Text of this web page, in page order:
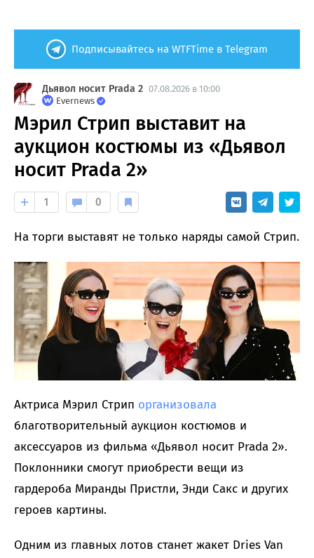
Подписывайтесь на WTFTime в Telegram
Дьявол носит Prada 2 07.08.2026 в 10:00
Evernews
Мэрил Стрип выставит на
аукцион костюмы из «Дьявол
носит Prada 2»
1 0
На торги выставят не только наряды самой Стрип.
Актриса Мэрил Стрип организовала
благотворительный аукцион костюмов и
аксессуаров из фильма «Дьявол носит Prada 2».
Поклонники смогут приобрести вещи из
гардероба Миранды Пристли, Энди Сакс и других
героев картины.
Одним из главных лотов станет жакет Dries Van